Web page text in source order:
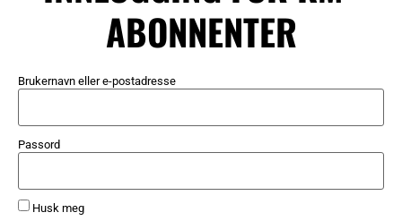
ABONNENTER
Brukernavn eller e-postadresse
Passord
Husk meg